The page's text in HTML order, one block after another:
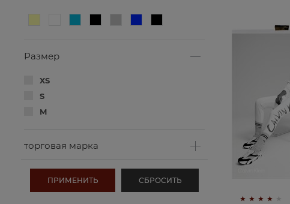
Размер
XS
S
M
торговая марка